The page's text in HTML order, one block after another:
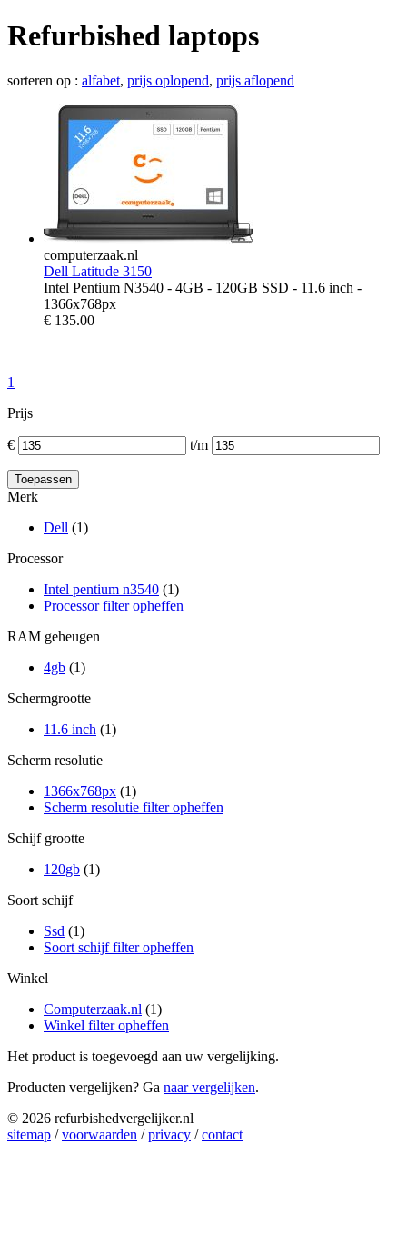
Refurbished laptops
sorteren op : alfabet, prijs oplopend, prijs aflopend
computerzaak.nl
Dell Latitude 3150
Intel Pentium N3540 - 4GB - 120GB SSD - 11.6 inch -
1366x768px
€ 135.00
1
Prijs
€ t/m
Merk
Dell (1)
Processor
Intel pentium n3540 (1)
Processor filter opheffen
RAM geheugen
4gb (1)
Schermgrootte
11.6 inch (1)
Scherm resolutie
1366x768px (1)
Scherm resolutie filter opheffen
Schijf grootte
120gb (1)
Soort schijf
Ssd (1)
Soort schijf filter opheffen
Winkel
Computerzaak.nl (1)
Winkel filter opheffen
Het product is toegevoegd aan uw vergelijking.
Producten vergelijken? Ga naar vergelijken.
© 2026 refurbishedvergelijker.nl
sitemap /voorwaarden /privacy /contact